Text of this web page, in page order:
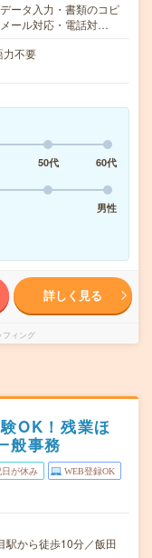
ータ入力・書類のコピ
ール対応・電話対…
力不要
50代
60代
男性
詳しく見る
フィング
OK！残業ほ
般事務
日が休み WEB登録OK
駅から徒歩10分／飯田